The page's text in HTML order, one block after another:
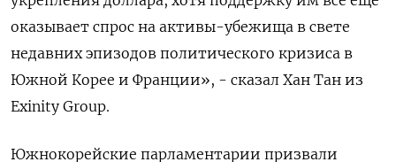
оказывает спрос на активы-убежища в свете
недавних эпизодов политического кризиса в
Южной Корее и Франции», - сказал Хан Тан из
Exinity Group.
Южнокорейские парламентарии призвали